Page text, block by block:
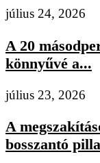
július 24, 2026
A 20
könnyűvé a...
július 23, 2026
A
bosszantó